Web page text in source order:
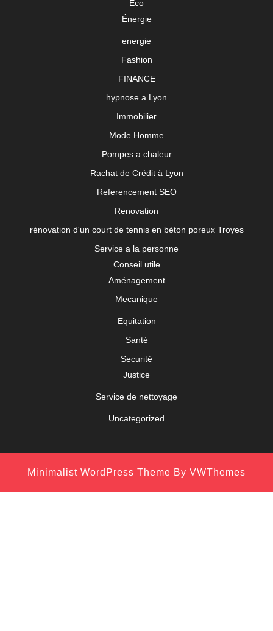
Eco
Énergie
energie
Fashion
FINANCE
hypnose a Lyon
Immobilier
Mode Homme
Pompes a chaleur
Rachat de Crédit à Lyon
Referencement SEO
Renovation
rénovation d'un court de tennis en béton poreux Troyes
Service a la personne
Conseil utile
Aménagement
Mecanique
Equitation
Santé
Securité
Justice
Service de nettoyage
Uncategorized
Minimalist WordPress Theme By VWThemes